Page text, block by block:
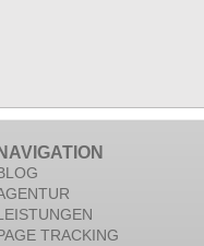
NAVIGATION
TRACKING